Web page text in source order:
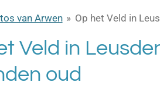
van Arwen » Op het Veld in
Veld in
oud